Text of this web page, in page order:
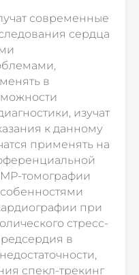
современные
сердца
в
изучат
к данному
применять на
томографии
при
стресс-
в
спекл-трекинг